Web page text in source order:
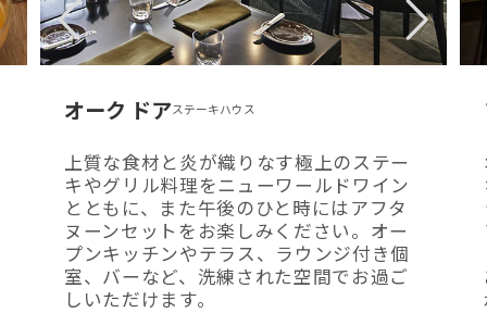
オーク ドアステーキハウス
上質な食材と炎が織りなす極上のステー
キやグリル料理をニューワールドワイン
とともに、また午後のひと時にはアフタ
ヌーンセットをお楽しみください。オー
プンキッチンやテラス、ラウンジ付き個
室、バーなど、洗練された空間でお過ご
しいただけます。